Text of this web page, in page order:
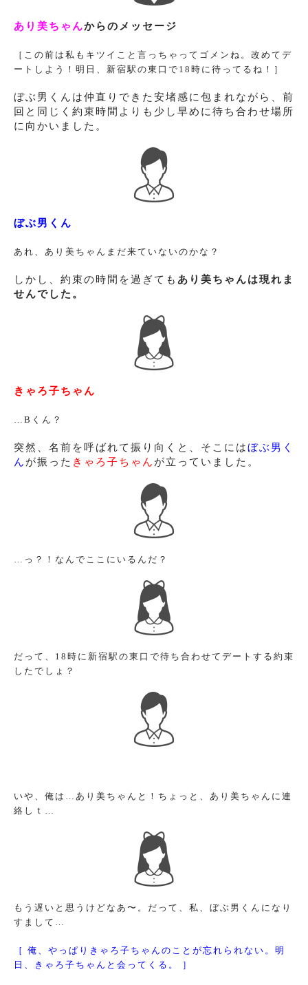
あり美ちゃんからのメッセージ
［この前は私もキツイこと言っちゃってゴメンね。改めてデ
ートしよう！明日、新宿駅の東口で18時に待ってるね！］
ぼぶ男くんは仲直りできた安堵感に包まれながら、前
回と同じく約束時間よりも少し早めに待ち合わせ場所
に向かいました。
ぼぶ男くん
あれ、あり美ちゃんまだ来ていないのかな？
しかし、約束の時間を過ぎても あり美ちゃんは現れま
せんでした。
きゃろ子ちゃん
…Bくん？
突然、名前を呼ばれて振り向くと、そこにはぼぶ男く
ん が振った きゃろ子ちゃん が立っていました。
…っ？！なんでここにいるんだ？
だって、18時に新宿駅の東口で待ち合わせてデートする約束
したでしょ？
いや、俺は…あり美ちゃんと！ちょっと、あり美ちゃんに連
絡しｔ…
もう遅いと思うけどなあ〜。だって、私、ぼぶ男くんになり
すまして…
［ 俺、やっぱりきゃろ子ちゃんのことが忘れられない。明
日、きゃろ子ちゃんと会ってくる。 ］